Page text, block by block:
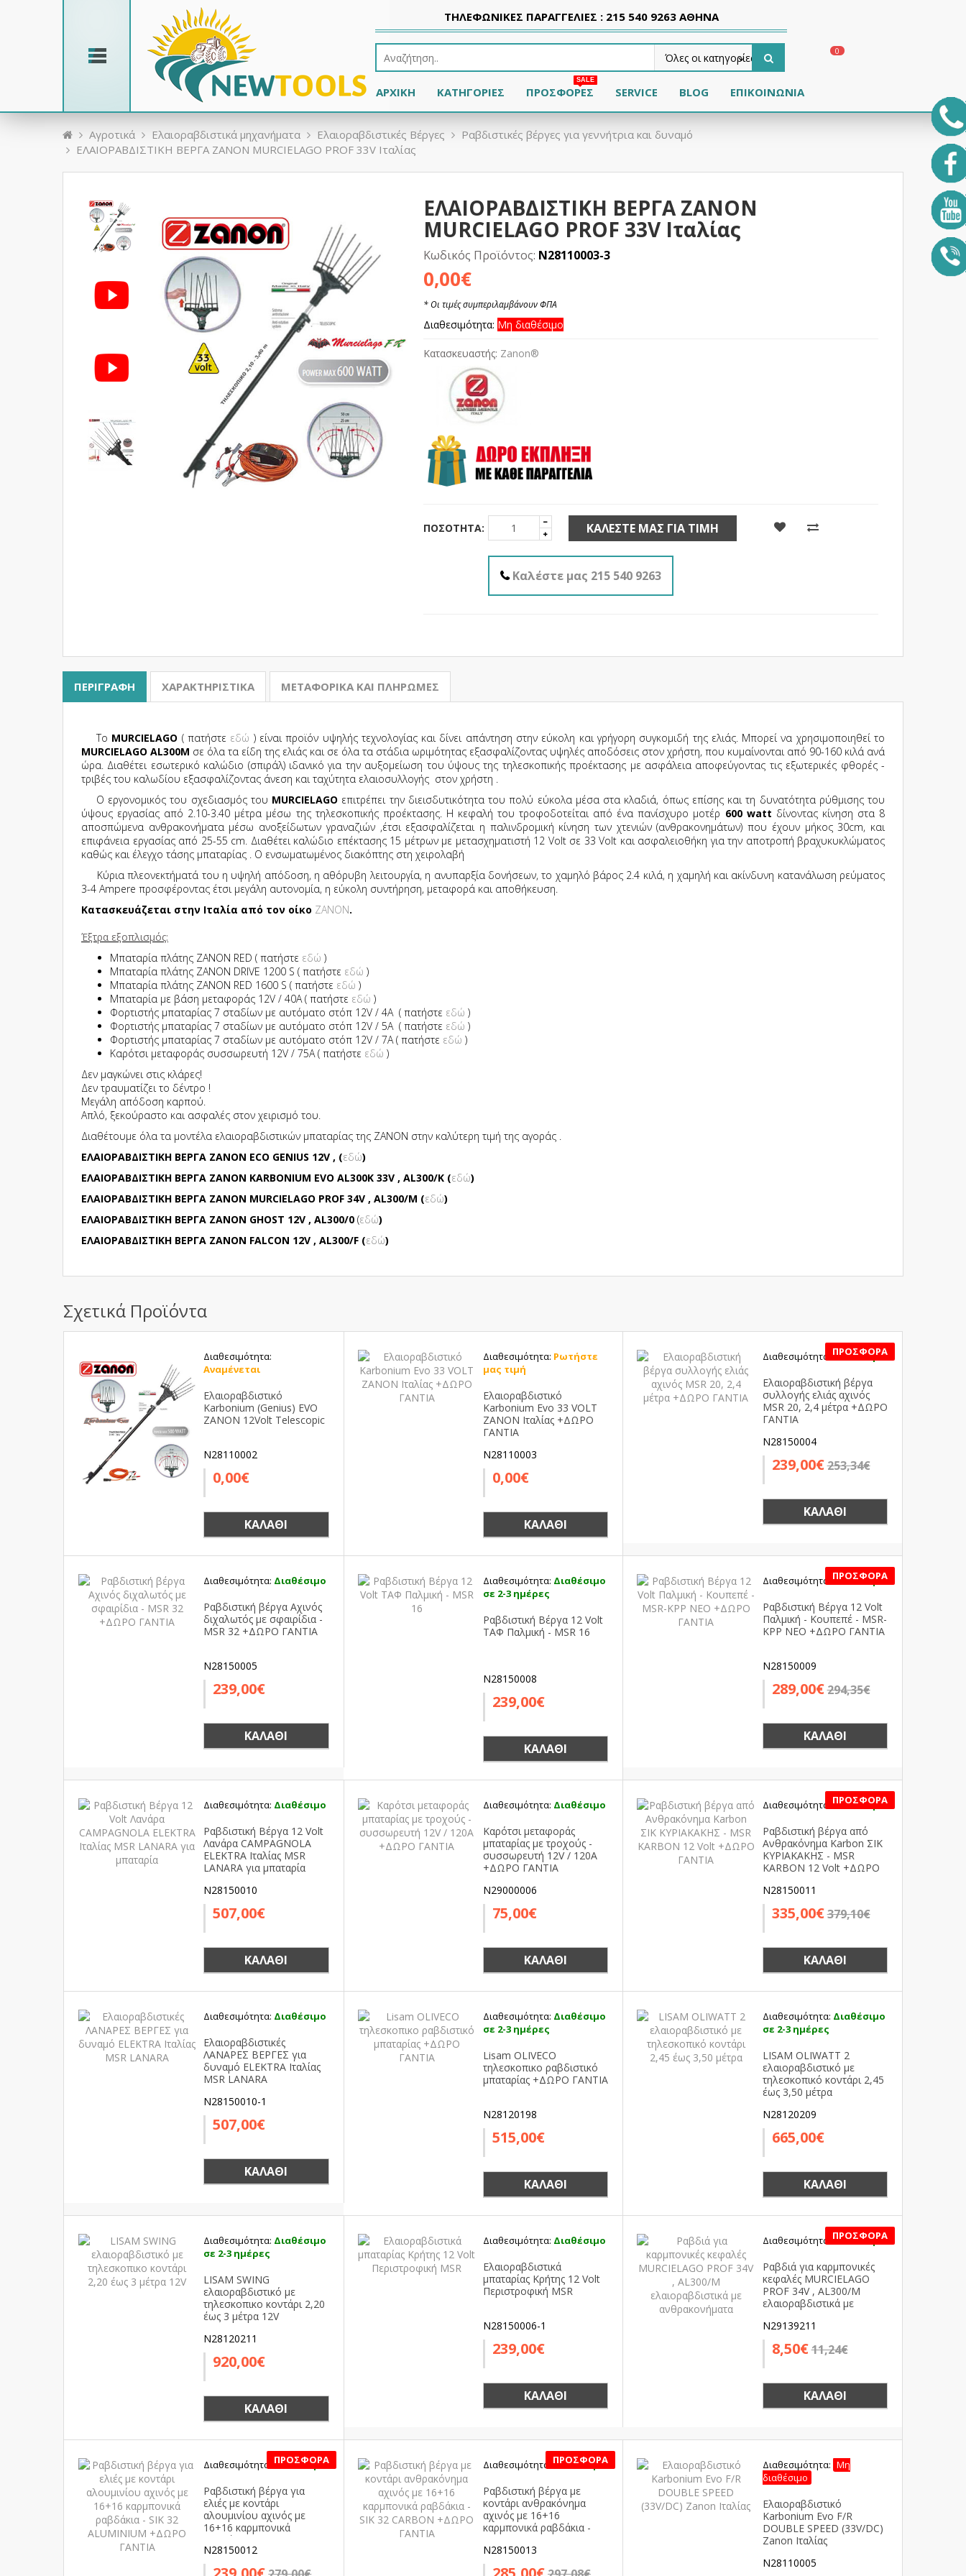
0
ΑΡΧΙΚΉ ΚΑΤΗΓΟΡΊΕΣ
SALE
ΠΡΟΣΦΟΡΈΣ SERVICE BLOG ΕΠΙΚΟΙΝΩΝΊΑ
ΤΗΛΕΦΩΝΙΚΕΣ ΠΑΡΑΓΓΕΛΙΕΣ : 215 540 9263 ΑΘΗΝΑ
Aγροτικά Ελαιοραβδιστικά μηχανήματα Ελαιοραβδιστικές Βέργες
Ραβδιστικές βέργες για γεννήτρια και δυναμό
ΕΛΑΙΟΡΑΒΔΙΣΤΙΚΗ ΒΕΡΓΑ ZANON MURCIELAGO PROF 33V Ιταλίας
ΕΛΑΙΟΡΑΒΔΙΣΤΙΚΗ ΒΕΡΓΑ ZANON
MURCIELAGO PROF 33V Ιταλίας
Κωδικός Προϊόντος: N28110003-3
0,00€
* Οι τιμές συμπεριλαμβάνουν ΦΠΑ
Διαθεσιμότητα: Μη διαθέσιμο
Κατασκευαστής: Zanon®
ΠΟΣΌΤΗΤΑ: ΚΑΛΈΣΤΕ ΜΑΣ ΓΙΑ ΤΙΜΉ
Καλέστε μας 215 540 9263
ΠΕΡΙΓΡΑΦΉ ΧΑΡΑΚΤΗΡΙΣΤΙΚΆ ΜΕΤΑΦΟΡΙΚΆ ΚΑΙ ΠΛΗΡΩΜΈΣ
To MURCIELAGO ( πατήστε εδώ ) είναι προϊόν υψηλής τεχνολογίας και δίνει απάντηση στην εύκολη και γρήγορη συγκομιδή της ελιάς. Μπορεί να χρησιμοποιηθεί το
MURCIELAGO AL300M σε όλα τα είδη της ελιάς και σε όλα τα στάδια ωριμότητας εξασφαλίζοντας υψηλές αποδόσεις στον χρήστη, που κυμαίνονται από 90-160 κιλά ανά
ώρα. Διαθέτει εσωτερικό καλώδιο (σπιράλ) ιδανικό για την αυξομείωση του ύψους της τηλεσκοπικής προέκτασης με ασφάλεια αποφεύγοντας τις εξωτερικές φθορές -
τριβές του καλωδίου εξασφαλίζοντας άνεση και ταχύτητα ελαιοσυλλογής στον χρήστη .
Ο εργονομικός του σχεδιασμός του MURCIELAGO επιτρέπει την διεισδυτικότητα του πολύ εύκολα μέσα στα κλαδιά, όπως επίσης και τη δυνατότητα ρύθμισης του
ύψους εργασίας από 2.10-3.40 μέτρα μέσω της τηλεσκοπικής προέκτασης. Η κεφαλή του τροφοδοτείται από ένα πανίσχυρο μοτέρ 600 watt δίνοντας κίνηση στα 8
αποσπώμενα ανθρακονήματα μέσω ανοξείδωτων γραναζιών ,έτσι εξασφαλίζεται η παλινδρομική κίνηση των χτενιών (ανθρακονημάτων) που έχουν μήκος 30cm, και
επιφάνεια εργασίας από 25-55 cm. Διαθέτει καλώδιο επέκτασης 15 μέτρων με μετασχηματιστή 12 Volt σε 33 Volt και ασφαλειοθήκη για την αποτροπή βραχυκυκλώματος
καθώς και έλεγχο τάσης μπαταρίας . Ο ενσωματωμένος διακόπτης στη χειρολαβή
Κύρια πλεονεκτήματά του η υψηλή απόδοση, η αθόρυβη λειτουργία, η ανυπαρξία δονήσεων, το χαμηλό βάρος 2.4 κιλά, η χαμηλή και ακίνδυνη κατανάλωση ρεύματος
3-4 Αmpere προσφέροντας έτσι μεγάλη αυτονομία, η εύκολη συντήρηση, μεταφορά και αποθήκευση.
Κατασκευάζεται στην Ιταλία από τον οίκο ΖΑΝΟΝ.
Έξτρα εξοπλισμός:
Μπαταρία πλάτης ZANON RED ( πατήστε εδώ )
Μπαταρία πλάτης ZANON DRIVE 1200 S ( πατήστε εδώ )
Μπαταρία πλάτης ZANON RED 1600 S ( πατήστε εδώ )
Μπαταρία με βάση μεταφοράς 12V / 40A ( πατήστε εδώ )
Φορτιστής μπαταρίας 7 σταδίων με αυτόματο στόπ 12V / 4A ( πατήστε εδώ )
Φορτιστής μπαταρίας 7 σταδίων με αυτόματο στόπ 12V / 5A ( πατήστε εδώ )
Φορτιστής μπαταρίας 7 σταδίων με αυτόματο στόπ 12V / 7A ( πατήστε εδώ )
Καρότσι μεταφοράς συσσωρευτή 12V / 75A ( πατήστε εδώ )
Δεν μαγκώνει στις κλάρες!
Δεν τραυματίζει το δέντρο !
Μεγάλη απόδοση καρπού.
Απλό, ξεκούραστο και ασφαλές στον χειρισμό του.
Διαθέτουμε όλα τα μοντέλα ελαιοραβδιστικών μπαταρίας της ΖΑΝΟΝ στην καλύτερη τιμή της αγοράς .
ΕΛΑΙΟΡΑΒΔΙΣΤΙΚΗ ΒΕΡΓΑ ZANON ECO GENIUS 12V , (εδώ)
ΕΛΑΙΟΡΑΒΔΙΣΤΙΚΗ ΒΕΡΓΑ ZANON KARBONIUM EVO AL300K 33V , AL300/K (εδώ)
ΕΛΑΙΟΡΑΒΔΙΣΤΙΚΗ ΒΕΡΓΑ ZANON MURCIELAGO PROF 34V , AL300/M (εδώ)
ΕΛΑΙΟΡΑΒΔΙΣΤΙΚΗ ΒΕΡΓΑ ZANON GHOST 12V , AL300/0 (εδώ)
ΕΛΑΙΟΡΑΒΔΙΣΤΙΚΗ ΒΕΡΓΑ ZANON FALCON 12V , AL300/F (εδώ)
Σχετικά Προϊόντα
Διαθεσιμότητα:
Αναμένεται
Ελαιοραβδιστικό
Karbonium (Genius) EVO
ZANON 12Volt Telescopic
N28110002
0,00€
ΚΑΛΆΘΙ
Διαθεσιμότητα: Ρωτήστε
μας τιμή
Ελαιοραβδιστικό
Karbonium Evo 33 VOLT
ZANON Ιταλίας +ΔΩΡΟ
ΓΑΝΤΙΑ
N28110003
0,00€
ΚΑΛΆΘΙ
Διαθεσιμότητα: Διαθέσιμο
Ελαιοραβδιστική βέργα
συλλογής ελιάς αχινός
MSR 20, 2,4 μέτρα +ΔΩΡΟ
ΓΑΝΤΙΑ
N28150004
239,00€253,34€
ΚΑΛΆΘΙ
Διαθεσιμότητα: Διαθέσιμο
Ραβδιστική βέργα Αχινός
διχαλωτός με σφαιρίδια -
MSR 32 +ΔΩΡΟ ΓΑΝΤΙΑ
N28150005
239,00€
ΚΑΛΆΘΙ
Διαθεσιμότητα: Διαθέσιμο
σε 2-3 ημέρες
Ραβδιστική Βέργα 12 Volt
ΤΑΦ Παλμική - MSR 16
N28150008
239,00€
ΚΑΛΆΘΙ
Διαθεσιμότητα: Διαθέσιμο
Ραβδιστική Βέργα 12 Volt
Παλμική - Κουπεπέ - MSR-
KPP NEO +ΔΩΡΟ ΓΑΝΤΙΑ
N28150009
289,00€294,35€
ΚΑΛΆΘΙ
Διαθεσιμότητα: Διαθέσιμο
Ραβδιστική Βέργα 12 Volt
Λανάρα CAMPAGNOLA
ELEKTRA Ιταλίας MSR
LANARA για μπαταρία
N28150010
507,00€
ΚΑΛΆΘΙ
Διαθεσιμότητα: Διαθέσιμο
Καρότσι μεταφοράς
μπαταρίας με τροχούς -
συσσωρευτή 12V / 120A
+ΔΩΡΟ ΓΑΝΤΙΑ
N29000006
75,00€
ΚΑΛΆΘΙ
Διαθεσιμότητα: Διαθέσιμο
Ραβδιστική βέργα από
Ανθρακόνημα Karbon ΣΙΚ
ΚΥΡΙΑΚΑΚΗΣ - MSR
KΑRΒΟΝ 12 Volt +ΔΩΡΟ
N28150011
335,00€379,10€
ΚΑΛΆΘΙ
Διαθεσιμότητα: Διαθέσιμο
Ελαιοραβδιστικές
ΛΑΝΑΡΕΣ ΒΕΡΓΕΣ για
δυναμό ELEKTRA Ιταλίας
MSR LANARA
N28150010-1
507,00€
ΚΑΛΆΘΙ
Διαθεσιμότητα: Διαθέσιμο
σε 2-3 ημέρες
Lisam OLIVECO
τηλεσκοπικο ραβδιστικό
μπαταρίας +ΔΩΡΟ ΓΑΝΤΙΑ
N28120198
515,00€
ΚΑΛΆΘΙ
Διαθεσιμότητα: Διαθέσιμο
σε 2-3 ημέρες
LISAM OLIWATT 2
ελαιοραβδιστικό με
τηλεσκοπικό κοντάρι 2,45
έως 3,50 μέτρα
N28120209
665,00€
ΚΑΛΆΘΙ
Διαθεσιμότητα: Διαθέσιμο
σε 2-3 ημέρες
LISAM SWING
ελαιοραβδιστικό με
τηλεσκοπικο κοντάρι 2,20
έως 3 μέτρα 12V
N28120211
920,00€
ΚΑΛΆΘΙ
Διαθεσιμότητα: Διαθέσιμο
Ελαιοραβδιστικά
μπαταρίας Κρήτης 12 Volt
Περιστροφική MSR
N28150006-1
239,00€
ΚΑΛΆΘΙ
Διαθεσιμότητα: Διαθέσιμο
Ραβδιά για καρμπονικές
κεφαλές MURCIELAGO
PROF 34V , AL300/M
ελαιοραβδιστικά με
N29139211
8,50€11,24€
ΚΑΛΆΘΙ
Διαθεσιμότητα: Διαθέσιμο
Ραβδιστική βέργα για
ελιές με κοντάρι
αλουμινίου αχινός με
16+16 καρμπονικά
ραβδάκια - SIK 32
ALUMINIUM +ΔΩΡΟ
ΓΑΝΤΙΑ
N28150012
Διαθεσιμότητα: Διαθέσιμο
Ραβδιστική βέργα με
κοντάρι ανθρακόνημα
αχινός με 16+16
καρμπονικά ραβδάκια -
ΓΑΝΤΙΑ
N28150013
Διαθεσιμότητα: Μη
διαθέσιμο
Ελαιοραβδιστικό
Karbonium Evo F/R
DOUBLE SPEED (33V/DC)
Zanon Ιταλίας
N28110005